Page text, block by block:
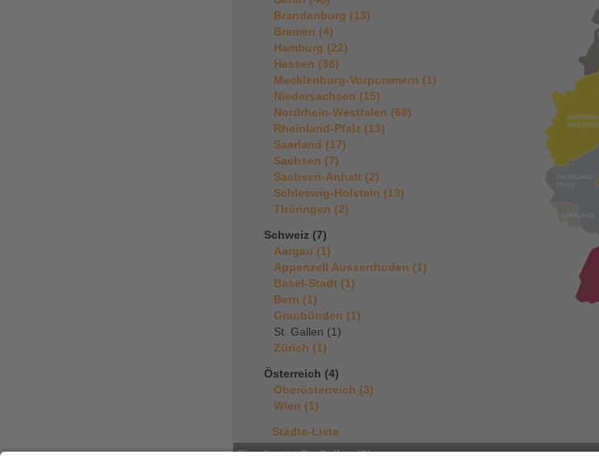
Brandenburg (13)
Bremen (4)
Hamburg (22)
Hessen (38)
Mecklenburg-Vorpommern (1)
Niedersachsen (15)
Nordrhein-Westfalen (68)
Rheinland-Pfalz (13)
Saarland (17)
Sachsen (7)
Sachsen-Anhalt (2)
Schleswig-Holstein (13)
Thüringen (2)
Schweiz (7)
Aargau (1)
Appenzell Ausserrhoden (1)
Basel-Stadt (1)
Bern (1)
Graubünden (1)
St. Gallen (1)
Zürich (1)
Österreich (4)
Oberösterreich (3)
Wien (1)
Städte-Liste
Einträge in St. Gallen (1)